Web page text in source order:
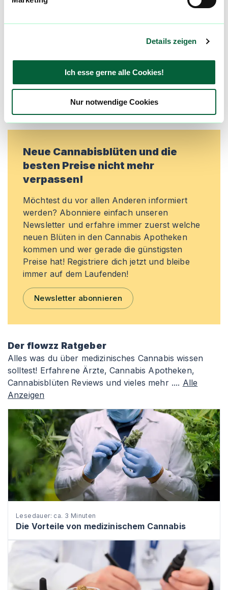
Details zeigen
Ich esse gerne alle Cookies!
Nur notwendige Cookies
aktualisiert! Hilf uns mit Deinen Kommentaren
und Bewertungen flowzz noch besser zu
Lieblingsblüten zu merken, rechtzeitig über
Preisreduktionen informiert zu werden und
exklusive Angebote zu erhalten!
Neue Cannabisblüten und die
besten Preise nicht mehr
verpassen!
Möchtest du vor allen Anderen informiert
werden? Abonniere einfach unseren
Newsletter und erfahre immer zuerst welche
neuen Blüten in den Cannabis Apotheken
kommen und wer gerade die günstigsten
Preise hat! Registriere dich jetzt und bleibe
immer auf dem Laufenden!
Newsletter abonnieren
Der flowzz Ratgeber
Alles was du über medizinisches Cannabis wissen
solltest! Erfahrene Ärzte, Cannabis Apotheken,
Cannabisblüten Reviews und vieles mehr .... Alle
Anzeigen
Lesedauer: ca. 3 Minuten
Die Vorteile von medizinischem Cannabis